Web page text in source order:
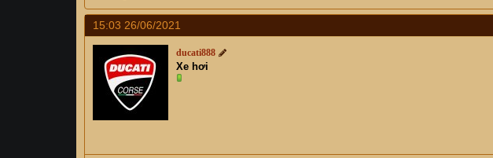
15:03 26/06/2021
ducati888
Xe hơi